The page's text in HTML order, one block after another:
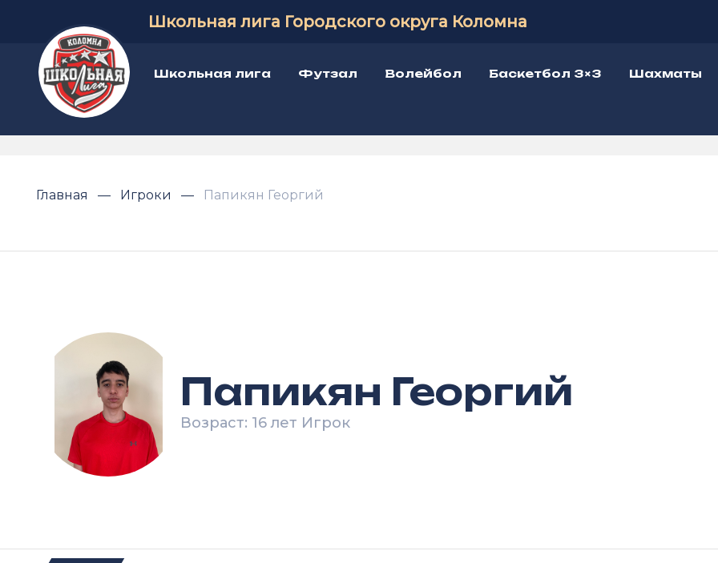
Школьная лига Городского округа Коломна
Школьная лига Футзал Волейбол Баскетбол 3×3 Шахматы
Главная Игроки Папикян Георгий
Папикян Георгий
Возраст: 16 лет Игрок